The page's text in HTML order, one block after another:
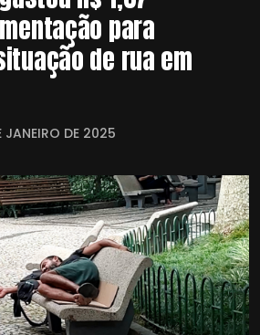
para
de rua em
JANEIRO DE 2025